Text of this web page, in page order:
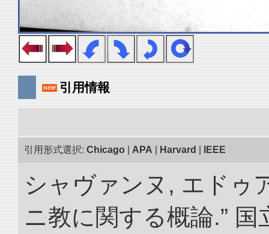
引用情報
引用形式選択: Chicago APA Harvard IEEE
シャヴァンヌ, エドゥ
ニ教に関する概論.”